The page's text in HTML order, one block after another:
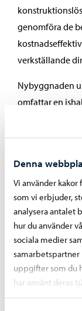
Denna
Vi använder
som vi erbjuder,
analysera antalet
hur du använder
sociala medier
samarbetspartner
uppgifter som du
har använt deras
genomföra de
verkställande
Nybyggnaden
omfattar en
2028. De
byggandet av
tröskel, som
Det detaljerade
har fortsatt
och
– Det blir inga
tidtabell men